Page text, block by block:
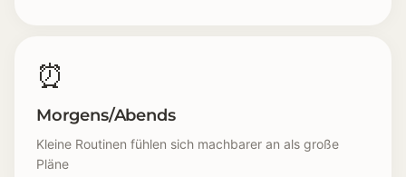
⏰
Morgens/Abends
Kleine Routinen fühlen sich machbarer an als große
Pläne